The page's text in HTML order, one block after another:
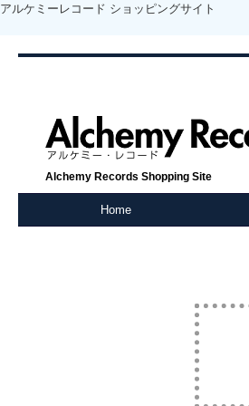
アルケミーレコード ショッピングサイト
Alchemy Records Shopping Site
Home